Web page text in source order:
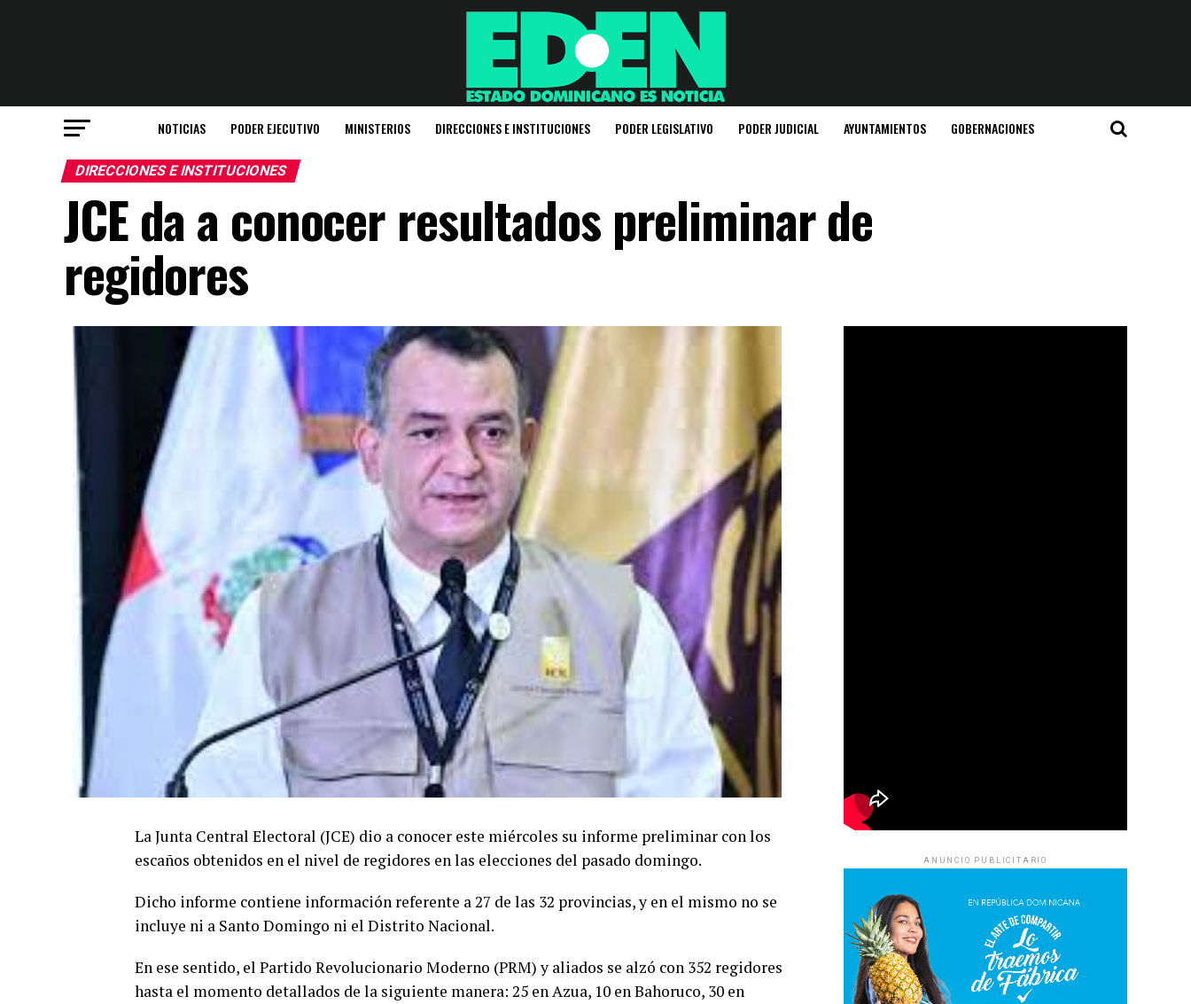
NOTICIAS PODER EJECUTIVO MINISTERIOS DIRECCIONES E INSTITUCIONES PODER LEGISLATIVO PODER JUDICIAL AYUNTAMIENTOS GOBERNACIONES
DIRECCIONES E INSTITUCIONES
JCE da a conocer resultados preliminar de
regidores
La Junta Central Electoral (JCE) dio a conocer este miércoles su informe preliminar con los
escaños obtenidos en el nivel de regidores en las elecciones del pasado domingo.
Dicho informe contiene información referente a 27 de las 32 provincias, y en el mismo no se
incluye ni a Santo Domingo ni el Distrito Nacional.
En ese sentido, el Partido Revolucionario Moderno (PRM) y aliados se alzó con 352 regidores
hasta el momento detallados de la siguiente manera: 25 en Azua, 10 en Bahoruco, 30 en
ANUNCIO PUBLICITARIO